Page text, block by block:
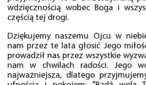
wdzięcznością wobec Boga i
częścią tej drogi.
Dziękujemy naszemu Ojcu w
nam przez te lata głosić Jego
prowadził nas przez wszystkie
nam w chwilach radości. Jego
najważniejsza, dlatego